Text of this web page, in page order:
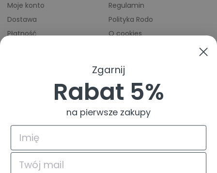
Moje konto
Dostawa
Płatność
Regulamin
Polityka Rodo
O cookies
4.9
Na podstawie
© 2026 TuszTusz.pl - Warszawa
Zgarnij
Rabat 5%
na pierwsze zakupy